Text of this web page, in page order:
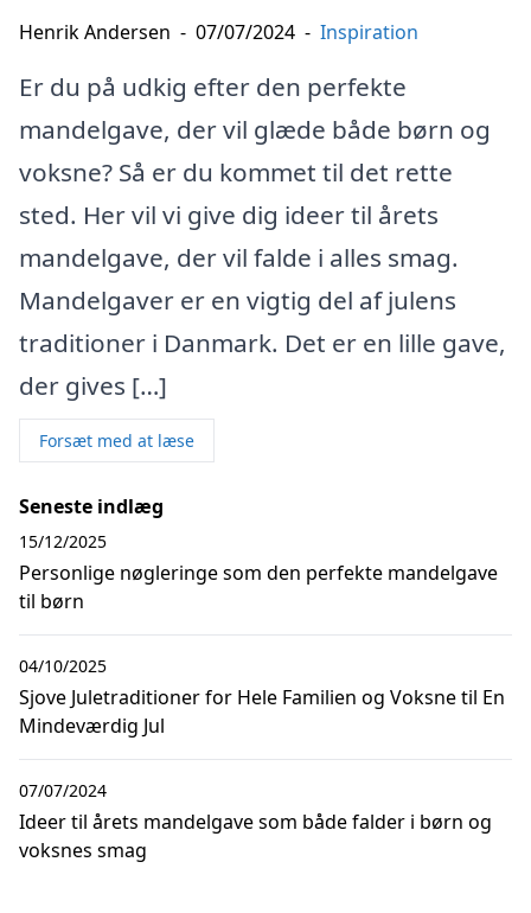
Henrik Andersen - 07/07/2024 - Inspiration
Er du på udkig efter den perfekte
mandelgave, der vil glæde både børn og
voksne? Så er du kommet til det rette
sted. Her vil vi give dig ideer til årets
mandelgave, der vil falde i alles smag.
Mandelgaver er en vigtig del af julens
traditioner i Danmark. Det er en lille gave,
der gives […]
Forsæt med at læse
Seneste indlæg
Personlige nøgleringe som den perfekte mandelgave
til børn
15/12/2025
Sjove Juletraditioner for Hele Familien og Voksne til En
Mindeværdig Jul
04/10/2025
Ideer til årets mandelgave som både falder i børn og
voksnes smag
07/07/2024